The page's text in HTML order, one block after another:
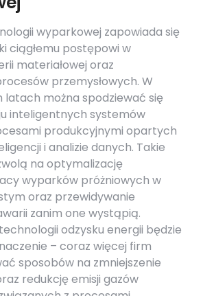
wyparkowej zapowiada się
ciągłemu postępowi w
materiałowej oraz
przemysłowych. W
można spodziewać się
inteligentnych systemów
produkcyjnymi opartych
i analizie danych. Takie
na optymalizację
wyparków próżniowych w
oraz przewidywanie
zanim one wystąpią.
odzysku energii będzie
– coraz więcej firm
sposobów na zmniejszenie
redukcję emisji gazów